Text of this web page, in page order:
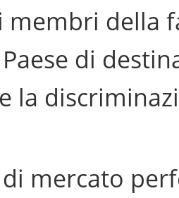
membri della
di
la
mercato